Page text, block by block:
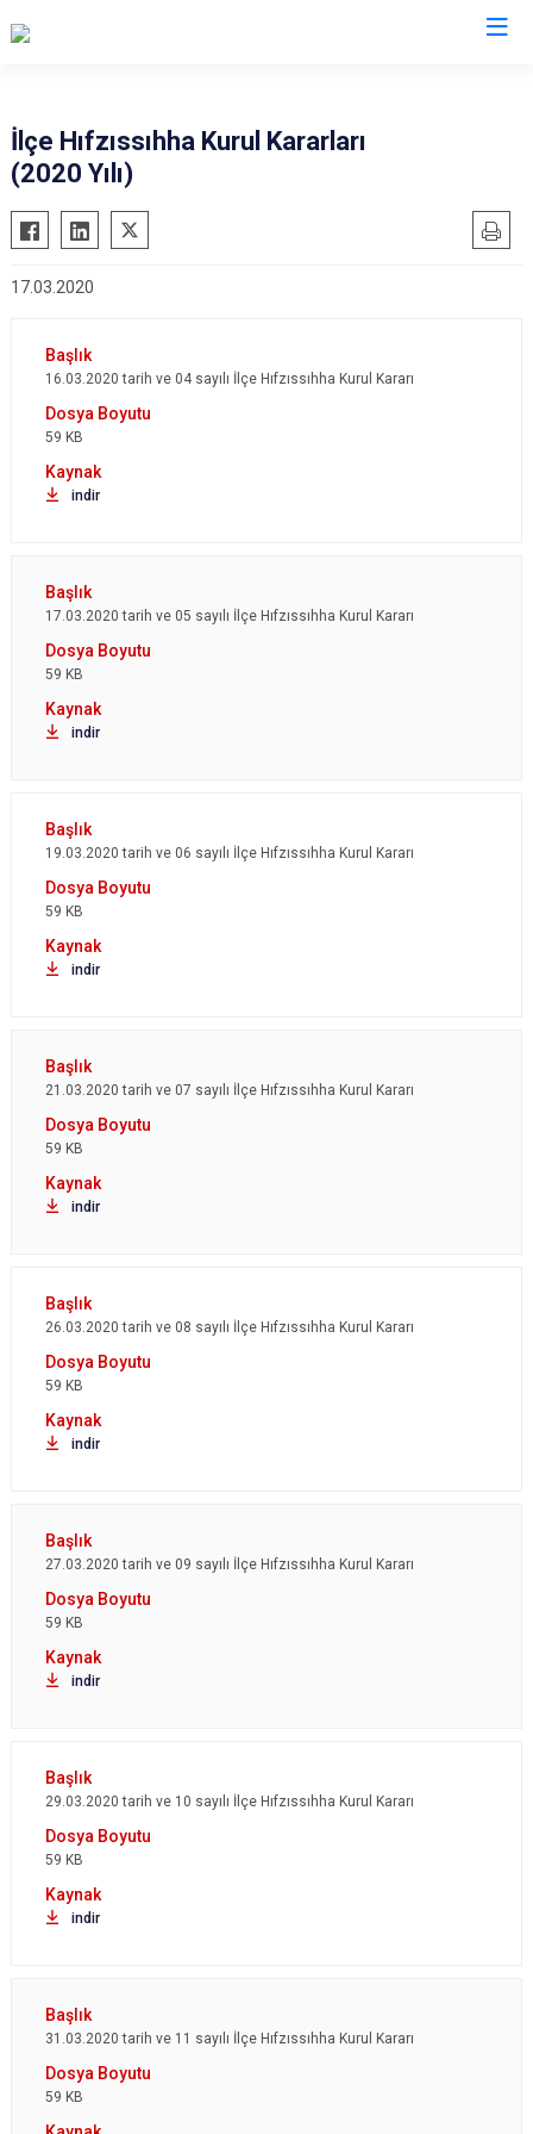
Alpu
Beylikova
Günyüzü
Mahmudiye
Odunpazarı
İlçe Hıfzıssıhha Kurul Kararları
(2020 Yılı)
17.03.2020
16.03.2020 tarih ve 04 sayılı İlçe Hıfzıssıhha Kurul Kararı
59 KB
indir
17.03.2020 tarih ve 05 sayılı İlçe Hıfzıssıhha Kurul Kararı
59 KB
indir
19.03.2020 tarih ve 06 sayılı İlçe Hıfzıssıhha Kurul Kararı
59 KB
indir
21.03.2020 tarih ve 07 sayılı İlçe Hıfzıssıhha Kurul Kararı
59 KB
indir
26.03.2020 tarih ve 08 sayılı İlçe Hıfzıssıhha Kurul Kararı
59 KB
indir
27.03.2020 tarih ve 09 sayılı İlçe Hıfzıssıhha Kurul Kararı
59 KB
indir
29.03.2020 tarih ve 10 sayılı İlçe Hıfzıssıhha Kurul Kararı
59 KB
indir
31.03.2020 tarih ve 11 sayılı İlçe Hıfzıssıhha Kurul Kararı
59 KB